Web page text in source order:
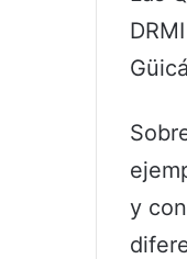
y